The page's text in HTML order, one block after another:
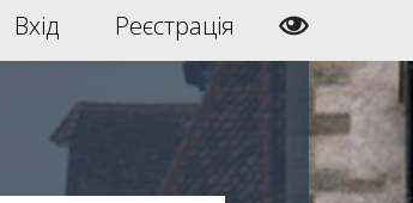
Вхід Реєстрація